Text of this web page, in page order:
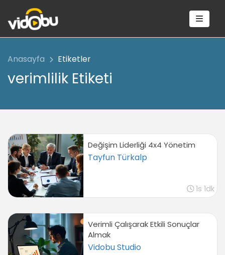
Anasayfa Etiketler
verimlilik Etiketi
Değişim Liderliği 4x4 Yönetim
Tayfun Türkalp
1s 1dk
Verimli Çalışarak Etkili Sonuçlar
Almak
Vidobu Studio